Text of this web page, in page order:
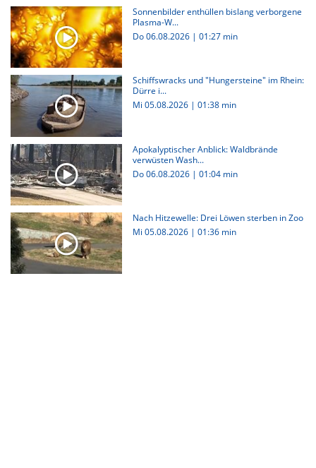
Sonnenbilder enthüllen bislang verborgene
Plasma-W...
Do 06.08.2026 | 01:27 min
Schiffswracks und "Hungersteine" im Rhein:
Dürre i...
Mi 05.08.2026 | 01:38 min
Apokalyptischer Anblick: Waldbrände
verwüsten Wash...
Do 06.08.2026 | 01:04 min
Nach Hitzewelle: Drei Löwen sterben in Zoo
Mi 05.08.2026 | 01:36 min